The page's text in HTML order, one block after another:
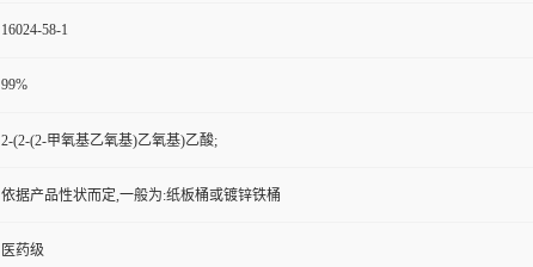
16024-58-1
99%
2-(2-(2-甲氧基乙氧基)乙氧基)乙酸;
依据产品性状而定,一般为:纸板桶或镀锌铁桶
医药级